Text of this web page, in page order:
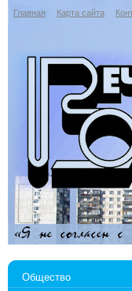
Главная Карта сайта
Общество